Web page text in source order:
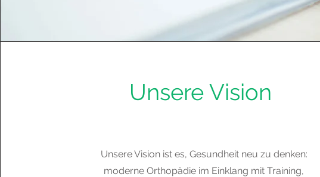
Unsere Vision
Unsere Vision ist es, Gesundheit neu zu denken:
moderne Orthopädie im Einklang mit Training,